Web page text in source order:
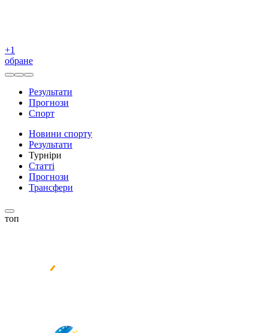
+1
обране
Результати
Прогнози
Спорт
Новини спорту
Результати
Турніри
Статті
Прогнози
Трансфери
топ